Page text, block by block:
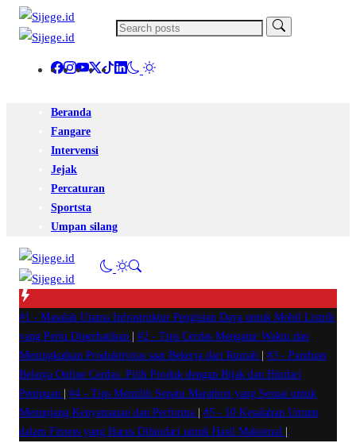
Beranda
Fangare
Intervensi
Jejak
Percaturan
Sportsta
Umpan silang
#1 - Masalah Utama Infrastruktur Pengisian Daya untuk Mobil Listrik
yang Perlu Diperhatikan
#2 - Tips Cerdas Mengatur Waktu dan
Meningkatkan Produktivitas saat Bekerja dari Rumah
#3 - Panduan
Belanja Online Cerdas: Pilih Produk dengan Bijak dan Hindari
Penipuan
#4 - Tips Memilih Sepatu Marathon yang Sesuai untuk
Menunjang Kenyamanan dan Performa
#5 - 10 Kesalahan Umum
dalam Fitness yang Harus Dihindari untuk Hasil Maksimal